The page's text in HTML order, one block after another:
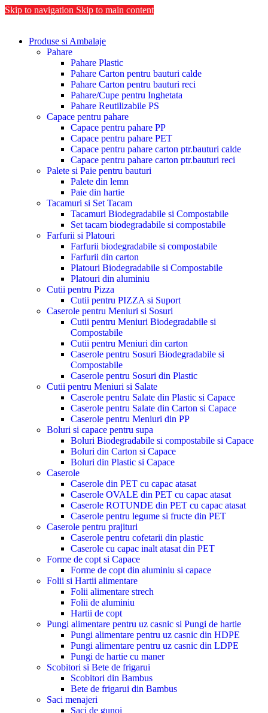
Skip to navigation Skip to main content
Produse si Ambalaje
Pahare
Pahare Plastic
Pahare Carton pentru bauturi calde
Pahare Carton pentru bauturi reci
Pahare/Cupe pentru Inghetata
Pahare Reutilizabile PS
Capace pentru pahare
Capace pentru pahare PP
Capace pentru pahare PET
Capace pentru pahare carton ptr.bauturi calde
Capace pentru pahare carton ptr.bauturi reci
Palete si Paie pentru bauturi
Palete din lemn
Paie din hartie
Tacamuri si Set Tacam
Tacamuri Biodegradabile si Compostabile
Set tacam biodegradabile si compostabile
Farfurii si Platouri
Farfurii biodegradabile si compostabile
Farfurii din carton
Platouri Biodegradabile si Compostabile
Platouri din aluminiu
Cutii pentru Pizza
Cutii pentru PIZZA si Suport
Caserole pentru Meniuri si Sosuri
Cutii pentru Meniuri Biodegradabile si
Compostabile
Cutii pentru Meniuri din carton
Caserole pentru Sosuri Biodegradabile si
Compostabile
Caserole pentru Sosuri din Plastic
Cutii pentru Meniuri si Salate
Caserole pentru Salate din Plastic si Capace
Caserole pentru Salate din Carton si Capace
Caserole pentru Meniuri din PP
Boluri si capace pentru supa
Boluri Biodegradabile si compostabile si Capace
Boluri din Carton si Capace
Boluri din Plastic si Capace
Caserole
Caserole din PET cu capac atasat
Caserole OVALE din PET cu capac atasat
Caserole ROTUNDE din PET cu capac atasat
Caserole pentru legume si fructe din PET
Caserole pentru prajituri
Caserole pentru cofetarii din plastic
Caserole cu capac inalt atasat din PET
Forme de copt si Capace
Forme de copt din aluminiu si capace
Folii si Hartii alimentare
Folii alimentare strech
Folii de aluminiu
Hartii de copt
Pungi alimentare pentru uz casnic si Pungi de hartie
Pungi alimentare pentru uz casnic din HDPE
Pungi alimentare pentru uz casnic din LDPE
Pungi de hartie cu maner
Scobitori si Bete de frigarui
Scobitori din Bambus
Bete de frigarui din Bambus
Saci menajeri
Saci de gunoi